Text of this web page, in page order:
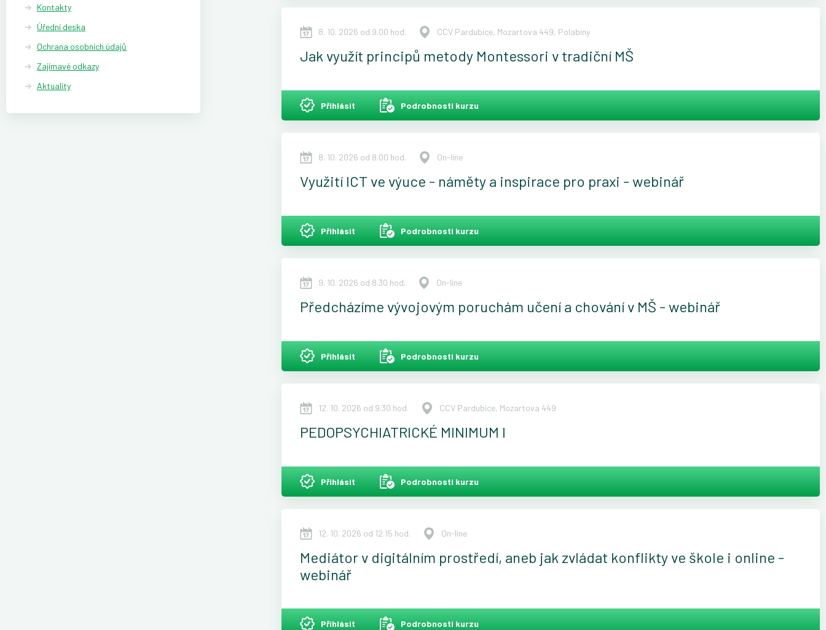
Kontakty
Úřední deska
Ochrana osobních údajů
Zajímavé odkazy
Aktuality
8. 10. 2026 od 9.00 hod. CCV Pardubice, Mozartova 449, Polabiny
Jak využít principů metody Montessori v tradiční MŠ
Přihlásit Podrobnosti kurzu
8. 10. 2026 od 8.00 hod. On-line
Využití ICT ve výuce - náměty a inspirace pro praxi - webinář
Přihlásit Podrobnosti kurzu
9. 10. 2026 od 8.30 hod. On-line
Předcházíme vývojovým poruchám učení a chování v MŠ - webinář
Přihlásit Podrobnosti kurzu
12. 10. 2026 od 9.30 hod. CCV Pardubice, Mozartova 449
PEDOPSYCHIATRICKÉ MINIMUM I
Přihlásit Podrobnosti kurzu
12. 10. 2026 od 12.15 hod. On-line
Mediátor v digitálním prostředí, aneb jak zvládat konflikty ve škole i online -
webinář
Přihlásit Podrobnosti kurzu